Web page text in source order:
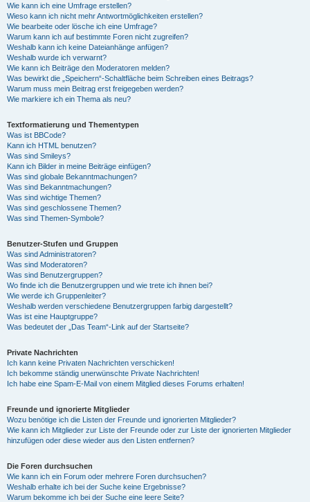
Wie kann ich eine Umfrage erstellen?
Wieso kann ich nicht mehr Antwortmöglichkeiten erstellen?
Wie bearbeite oder lösche ich eine Umfrage?
Warum kann ich auf bestimmte Foren nicht zugreifen?
Weshalb kann ich keine Dateianhänge anfügen?
Weshalb wurde ich verwarnt?
Wie kann ich Beiträge den Moderatoren melden?
Was bewirkt die „Speichern“-Schaltfläche beim Schreiben eines Beitrags?
Warum muss mein Beitrag erst freigegeben werden?
Wie markiere ich ein Thema als neu?
Textformatierung und Thementypen
Was ist BBCode?
Kann ich HTML benutzen?
Was sind Smileys?
Kann ich Bilder in meine Beiträge einfügen?
Was sind globale Bekanntmachungen?
Was sind Bekanntmachungen?
Was sind wichtige Themen?
Was sind geschlossene Themen?
Was sind Themen-Symbole?
Benutzer-Stufen und Gruppen
Was sind Administratoren?
Was sind Moderatoren?
Was sind Benutzergruppen?
Wo finde ich die Benutzergruppen und wie trete ich ihnen bei?
Wie werde ich Gruppenleiter?
Weshalb werden verschiedene Benutzergruppen farbig dargestellt?
Was ist eine Hauptgruppe?
Was bedeutet der „Das Team“-Link auf der Startseite?
Private Nachrichten
Ich kann keine Privaten Nachrichten verschicken!
Ich bekomme ständig unerwünschte Private Nachrichten!
Ich habe eine Spam-E-Mail von einem Mitglied dieses Forums erhalten!
Freunde und ignorierte Mitglieder
Wozu benötige ich die Listen der Freunde und ignorierten Mitglieder?
Wie kann ich Mitglieder zur Liste der Freunde oder zur Liste der ignorierten Mitglieder
hinzufügen oder diese wieder aus den Listen entfernen?
Die Foren durchsuchen
Wie kann ich ein Forum oder mehrere Foren durchsuchen?
Weshalb erhalte ich bei der Suche keine Ergebnisse?
Warum bekomme ich bei der Suche eine leere Seite?